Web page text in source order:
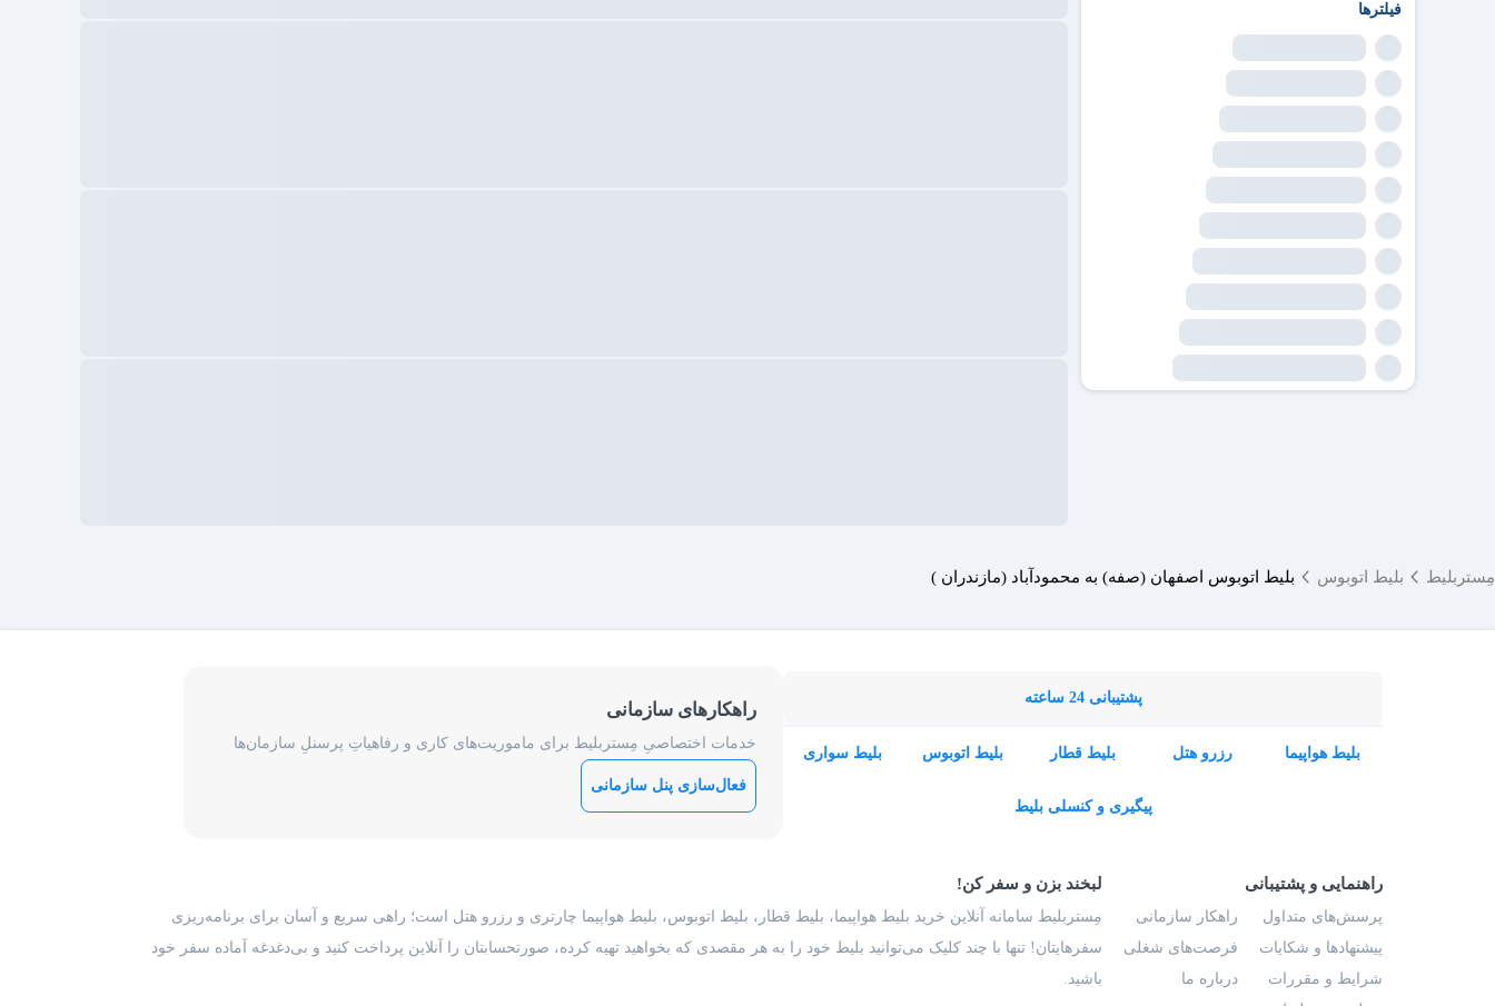
فیلترها
مِستربلیط بلیط اتوبوس بلیط اتوبوس اصفهان (صفه) به محمودآباد (مازندران )
پشتیبانی 24 ساعته
بلیط هواپیما رزرو هتل بلیط قطار بلیط اتوبوس بلیط سواری
پیگیری و کنسلی بلیط
راهکارهای سازمانی
خدمات اختصاصیِ مِستربلیط برای ماموریت‌های کاری و رفاهیاتِ پرسنلِ سازمان‌ها
فعال‌سازی پنل سازمانی
راهنمایی و پشتیبانی
پرسش‌های متداول
پیشنهادها و شکایات
شرایط و مقررات
راهکار سازمانی
فرصت‌های شغلی
درباره ما
لبخند بزن و سفر کن!
مِستربلیط سامانه آنلاین خرید بلیط هواپیما، بلیط قطار، بلیط اتوبوس، بلیط هواپیما چارتری و رزرو هتل است؛ راهی سریع و آسان برای برنامه‌ریزی
سفرهایتان! تنها با چند کلیک می‌توانید بلیط خود را به هر مقصدی که بخواهید تهیه کرده، صورتحسابتان را آنلاین پرداخت کنید و بی‌دغدغه آماده سفر خود
باشید.